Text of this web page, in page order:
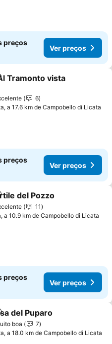
preços
Ver preços
aos favoritos
Tramonto vista
6
a 17.6 km de Campobello di Licata
preços
Ver preços
aos favoritos
del Pozzo
11
a 10.9 km de Campobello di Licata
preços
Ver preços
aos favoritos
del Puparo
boa
7
a 18.0 km de Campobello di Licata